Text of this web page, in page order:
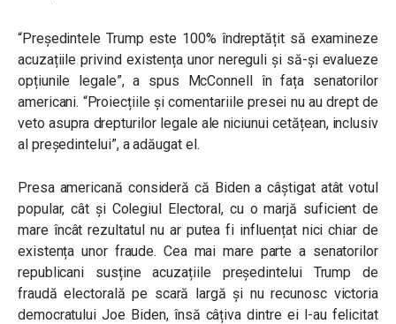
“Președintele Trump este 100% îndreptățit să examineze
acuzațiile privind existența unor nereguli și să-şi evalueze
opțiunile legale”, a spus McConnell în fața senatorilor
americani. “Proiecțiile și comentariile presei nu au drept de
veto asupra drepturilor legale ale niciunui cetățean, inclusiv
al președintelui”, a adăugat el.
Presa americană consideră că Biden a câștigat atât votul
popular, cât și Colegiul Electoral, cu o marjă suficient de
mare încât rezultatul nu ar putea fi influențat nici chiar de
existența unor fraude. Cea mai mare parte a senatorilor
republicani susține acuzațiile președintelui Trump de
fraudă electorală pe scară largă și nu recunosc victoria
democratului Joe Biden, însă câțiva dintre ei l-au felicitat